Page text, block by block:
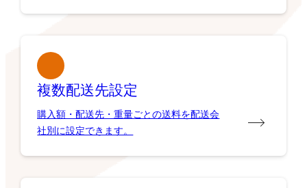
複数配送先設定
購入額・配送先・重量ごとの送料を配送会
社別に設定できます。